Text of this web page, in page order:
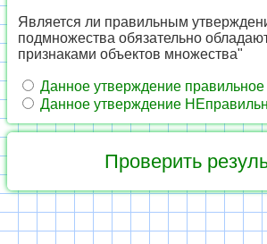
Является ли правильным
подмножества обязательно
признаками объектов множества"
Данное утверждение правильное
Данное утверждение